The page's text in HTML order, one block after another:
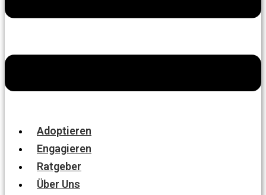
Adoptieren
Engagieren
Ratgeber
Über Uns